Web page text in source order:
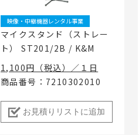
映像・中継機器レンタル事業
マイクスタンド（ストレー
ト） ST201/2B / K&M
1,100円（税込）／１日
商品番号：7210302010
お見積りリストに追加